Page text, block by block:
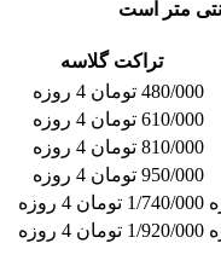
تراکت گلاسه
480/000 تومان 4 روزه
610/000 تومان 4 روزه
810/000 تومان 4 روزه
950/000 تومان 4 روزه
1/740/000 تومان 4 روزه
1/920/000 تومان 4 روزه